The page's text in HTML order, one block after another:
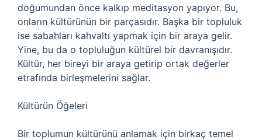
doğumundan önce kalkıp meditasyon yapıyor. Bu,
onların kültürünün bir parçasıdır. Başka bir topluluk
ise sabahları kahvaltı yapmak için bir araya gelir.
Yine, bu da o topluluğun kültürel bir davranışıdır.
Kültür, her bireyi bir araya getirip ortak değerler
etrafında birleşmelerini sağlar.
Kültürün Öğeleri
Bir toplumun kültürünü anlamak için birkaç temel